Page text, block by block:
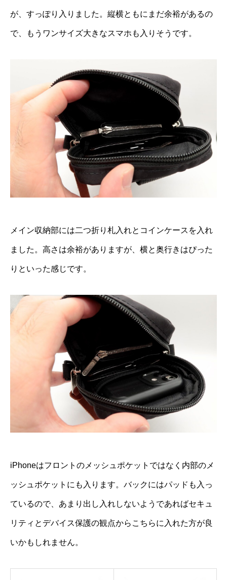
が、すっぽり入りました。縦横ともにまだ余裕があるの
で、もうワンサイズ大きなスマホも入りそうです。
メイン収納部には二つ折り札入れとコインケースを入れ
ました。高さは余裕がありますが、横と奥行きはぴった
りといった感じです。
iPhoneはフロントのメッシュポケットではなく内部のメ
ッシュポケットにも入ります。バックにはパッドも入っ
ているので、あまり出し入れしないようであればセキュ
リティとデバイス保護の観点からこちらに入れた方が良
いかもしれません。